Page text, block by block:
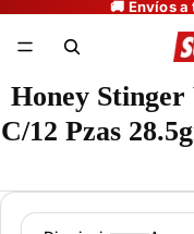
Honey
C/12 Pzas